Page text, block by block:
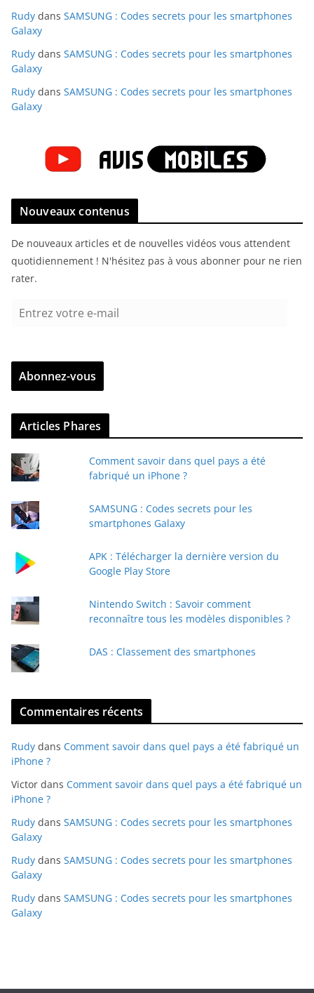
Rudy dans SAMSUNG : Codes secrets pour les smartphones
Galaxy
Rudy dans SAMSUNG : Codes secrets pour les smartphones
Galaxy
Rudy dans SAMSUNG : Codes secrets pour les smartphones
Galaxy
Nouveaux contenus
De nouveaux articles et de nouvelles vidéos vous attendent
quotidiennement ! N'hésitez pas à vous abonner pour ne rien
rater.
r
z
v
r
e
e
-
a
Abonnez-vous
Articles Phares
Comment savoir dans quel pays a été
fabriqué un iPhone ?
SAMSUNG : Codes secrets pour les
smartphones Galaxy
APK : Télécharger la dernière version du
Google Play Store
Nintendo Switch : Savoir comment
reconnaître tous les modèles disponibles ?
DAS : Classement des smartphones
Commentaires récents
Rudy dans Comment savoir dans quel pays a été fabriqué un
iPhone ?
Victor dans Comment savoir dans quel pays a été fabriqué un
iPhone ?
Rudy dans SAMSUNG : Codes secrets pour les smartphones
Galaxy
Rudy dans SAMSUNG : Codes secrets pour les smartphones
Galaxy
Rudy dans SAMSUNG : Codes secrets pour les smartphones
Galaxy